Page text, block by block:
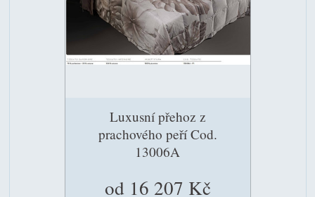
Luxusní přehoz z
prachového peří Cod.
13006A
od 16 207 Kč